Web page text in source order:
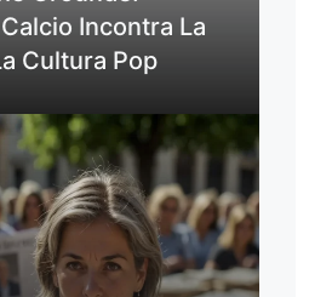
Incontra La
Cultura Pop